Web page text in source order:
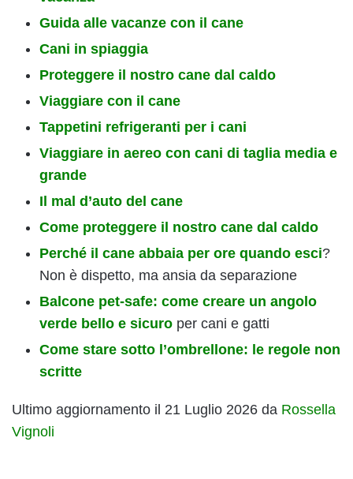
Guida alle vacanze con il cane
Cani in spiaggia
Proteggere il nostro cane dal caldo
Viaggiare con il cane
Tappetini refrigeranti per i cani
Viaggiare in aereo con cani di taglia media e
grande
Il mal d’auto del cane
Come proteggere il nostro cane dal caldo
Perché il cane abbaia per ore quando esci?
Non è dispetto, ma ansia da separazione
Balcone pet-safe: come creare un angolo
verde bello e sicuro per cani e gatti
Come stare sotto l’ombrellone: le regole non
scritte
Ultimo aggiornamento il 21 Luglio 2026 da Rossella
Vignoli